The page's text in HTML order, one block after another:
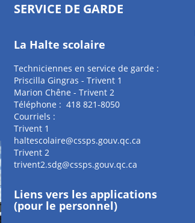
SERVICE DE GARDE
La Halte scolaire
Techniciennes en service de garde :
Priscilla Gingras - Trivent 1
Marion Chêne - Trivent 2
Téléphone : 418 821-8050
Courriels :
Trivent 1
haltescolaire@cssps.gouv.qc.ca
Trivent 2
trivent2.sdg@cssps.gouv.qc.ca
Liens vers les applications
(pour le personnel)